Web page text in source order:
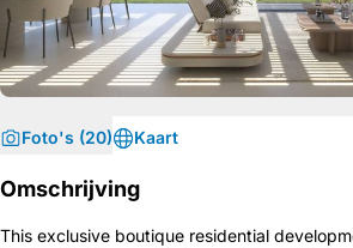
Foto's (20) Kaart
Omschrijving
This exclusive boutique residential